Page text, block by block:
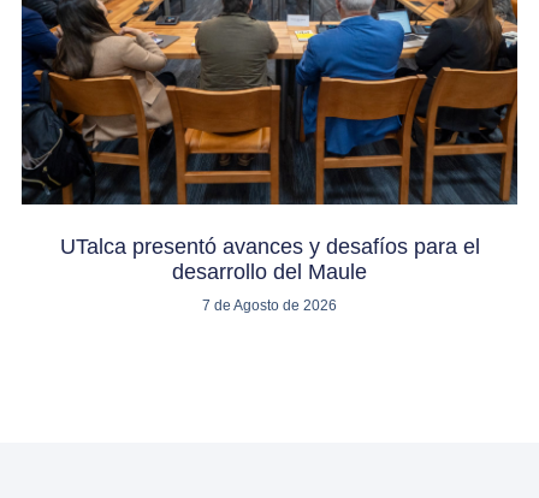
UTalca presentó avances y desafíos para el
desarrollo del Maule
7 de Agosto de 2026